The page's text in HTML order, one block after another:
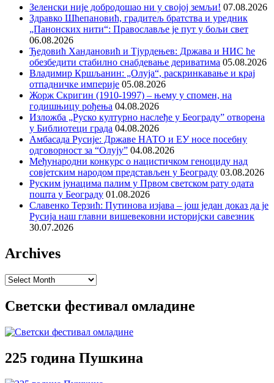
Зеленски није добродошао ни у својој земљи! 07.08.2026
Здравко Шћепановић, градитељ братства и уредник
„Панонских нити“: Православље је пут у бољи свет
06.08.2026
Ђедовић Хандановић и Тјурдењев: Држава и НИС ће
обезбедити стабилно снабдевање дериватима 05.08.2026
Владимир Кршљанин: „Олуја“, раскринкавање и крај
отпадничке империје 05.08.2026
Жорж Скригин (1910-1997) – њему у спомен, на
годишњицу рођења 04.08.2026
Изложба „Руско културно наслеђе у Београду” отворена
у Библиотеци града 04.08.2026
Амбасада Русије: Државе НАТО и ЕУ носе посебну
одговорност за “Олују” 04.08.2026
Међународни конкурс о нацистичком геноциду над
совјетским народом представљен у Београду 03.08.2026
Руским јунацима палим у Првом светском рату одата
пошта у Београду 01.08.2026
Славенко Терзић: Путинова изјава – још један доказ да је
Русија наш главни вишевековни историјски савезник
30.07.2026
Archives
Archives
Светски фестивал омладине
225 година Пушкина